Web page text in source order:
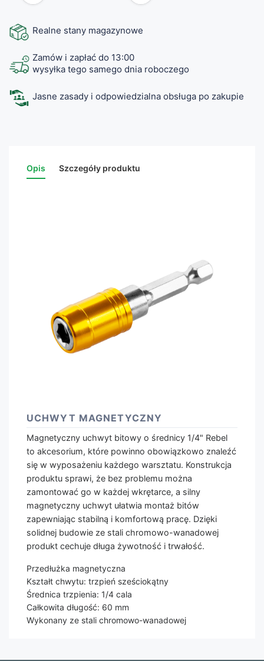
Realne stany magazynowe
Zamów i zapłać do 13:00
wysyłka tego samego dnia roboczego
Jasne zasady i odpowiedzialna obsługa po zakupie
Opis Szczegóły produktu
UCHWYT MAGNETYCZNY
Magnetyczny uchwyt bitowy o średnicy 1/4" Rebel
to akcesorium, które powinno obowiązkowo znaleźć
się w wyposażeniu każdego warsztatu. Konstrukcja
produktu sprawi, że bez problemu można
zamontować go w każdej wkrętarce, a silny
magnetyczny uchwyt ułatwia montaż bitów
zapewniając stabilną i komfortową pracę. Dzięki
solidnej budowie ze stali chromowo-wanadowej
produkt cechuje długa żywotność i trwałość.
Przedłużka magnetyczna
Kształt chwytu: trzpień sześciokątny
Średnica trzpienia: 1/4 cala
Całkowita długość: 60 mm
Wykonany ze stali chromowo-wanadowej